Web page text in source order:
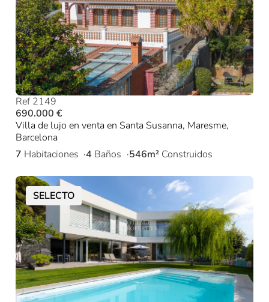
Ref 2149
690.000 €
Villa de lujo en venta en Santa Susanna, Maresme,
Barcelona
7 Habitaciones 4 Baños 546m² Construidos
SELECTO